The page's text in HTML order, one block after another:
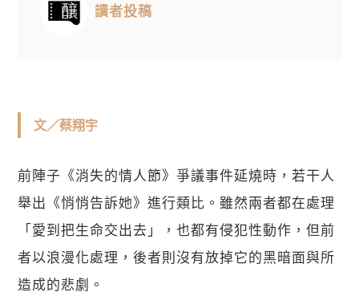
讀者投稿
文／蔡翔宇
前陣子《消失的情人節》爭議事件延燒時，若干人
舉出《悄悄告訴她》進行類比。雖然兩者都在處理
「愛到把生命交出去」，也都有侵犯性動作，但前
者以浪漫化處理，後者則沒有放掉它的黑暗面與所
造成的悲劇。